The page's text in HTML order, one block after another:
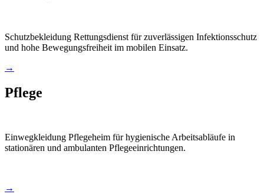
Schutzbekleidung Rettungsdienst für zuverlässigen Infektionsschutz
und hohe Bewegungsfreiheit im mobilen Einsatz.
→
Pflege
Einwegkleidung Pflegeheim für hygienische Arbeitsabläufe in
stationären und ambulanten Pflegeeinrichtungen.
→